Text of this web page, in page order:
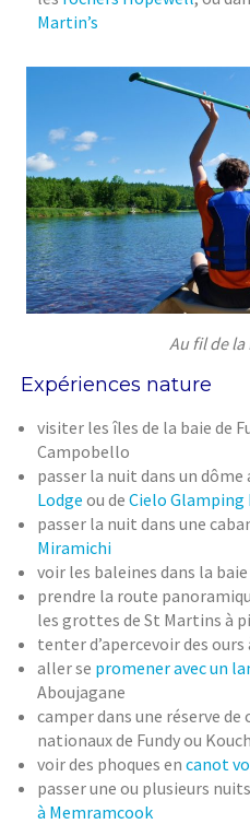
Martin’s
Au fil de
Expériences nature
visiter les îles de la baie de
Campobello
passer la nuit dans un dôme
Lodge ou deCielo
passer la nuit dans une
Miramichi
voir les baleines dans la baie
prendre la route
les grottes de St Martins à
tenter d’apercevoir des
aller se promener avec un
Aboujagane
camper dans une réserve
nationaux de Fundy ou
voir des phoques encanot
passer une ou plusieurs
à Memramcook